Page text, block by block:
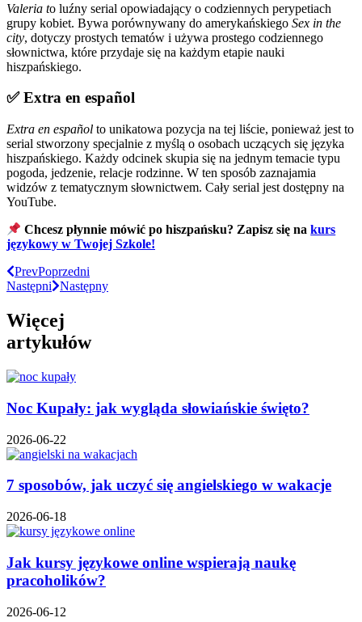
Valeria to luźny serial opowiadający o codziennych perypetiach
grupy kobiet. Bywa porównywany do amerykańskiego Sex in the
city, dotyczy prostych tematów i używa prostego codziennego
słownictwa, które przydaje się na każdym etapie nauki
hiszpańskiego.
✅ Extra en español
Extra en español to unikatowa pozycja na tej liście, ponieważ jest to
serial stworzony specjalnie z myślą o osobach uczących się języka
hiszpańskiego. Każdy odcinek skupia się na jednym temacie typu
pogoda, jedzenie, relacje rodzinne. W ten sposób zaznajamia
widzów z tematycznym słownictwem. Cały serial jest dostępny na
YouTube.
Chcesz płynnie mówić po hiszpańsku? Zapisz się nakurs
językowy w Twojej Szkole!
PrevPoprzedni
Następni Następny
Więcej
artykułów
Noc Kupały: jak wygląda słowiańskie święto?
2026-06-22
7 sposobów, jak uczyć się angielskiego w wakacje
2026-06-18
Jak kursy językowe online wspierają naukę
pracoholików?
2026-06-12